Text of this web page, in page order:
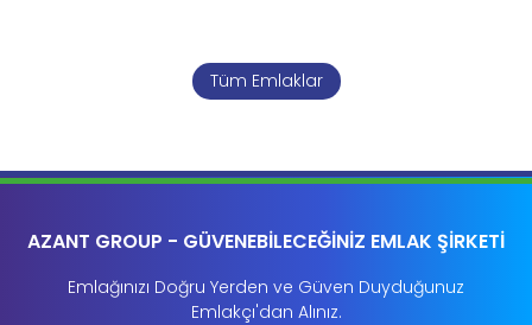
Tüm Emlaklar
AZANT GROUP - GÜVENEBİLECEĞİNİZ EMLAK ŞİRKETİ
Emlağınızı Doğru Yerden ve Güven Duyduğunuz
Emlakçı'dan Alınız.